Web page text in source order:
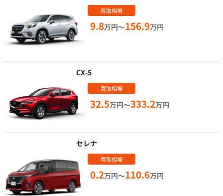
買取相場
9.8万円～156.9万円
CX-5
買取相場
32.5万円～333.2万円
セレナ
買取相場
0.2万円～110.6万円